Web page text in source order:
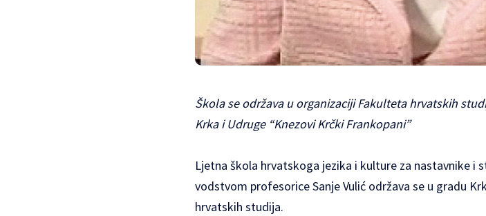
Škola se održava u organizaciji Fakulteta hrvatskih
Krka i Udruge “Knezovi Krčki Frankopani”
Ljetna škola hrvatskoga jezika i kulture za nastavnike i
vodstvom profesorice Sanje Vulić održava se u gradu
hrvatskih studija.